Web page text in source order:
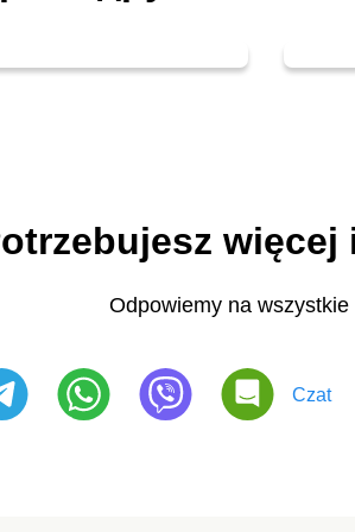
więcej
Odpowiemy na wszystkie
Czat